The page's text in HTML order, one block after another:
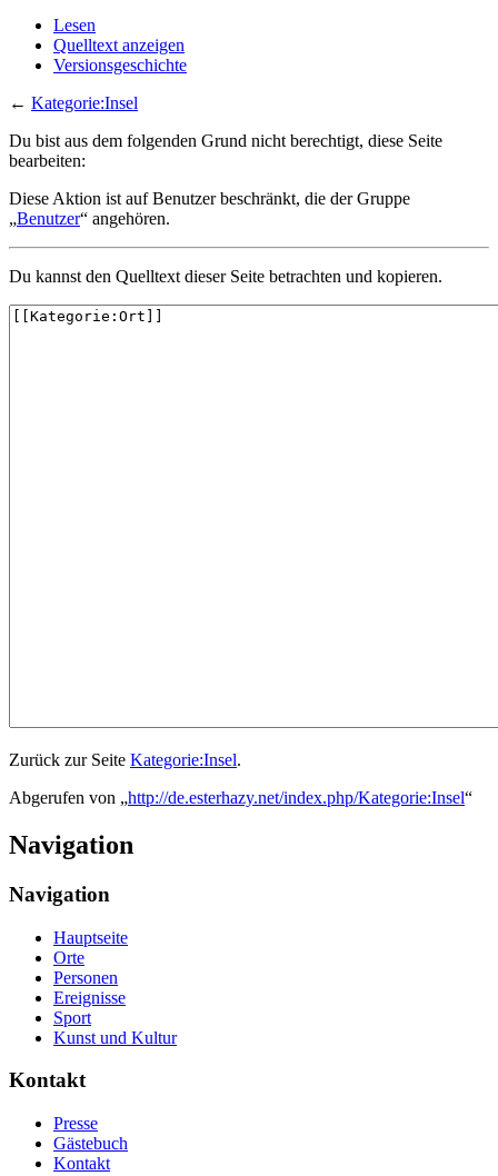
Lesen
Quelltext anzeigen
Versionsgeschichte
← Kategorie:Insel
Du bist aus dem folgenden Grund nicht berechtigt, diese Seite
bearbeiten:
Diese Aktion ist auf Benutzer beschränkt, die der Gruppe
„Benutzer“ angehören.
Du kannst den Quelltext dieser Seite betrachten und kopieren.
Zurück zur Seite Kategorie:Insel.
Abgerufen von „http://de.esterhazy.net/index.php/Kategorie:Insel“
Navigation
Navigation
Hauptseite
Orte
Personen
Ereignisse
Sport
Kunst und Kultur
Kontakt
Presse
Gästebuch
Kontakt